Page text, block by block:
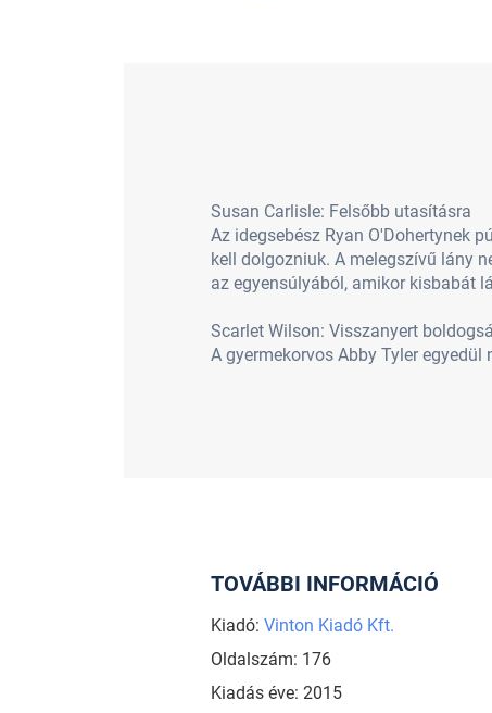
Susan Carlisle: Felsőbb utasításra
Az idegsebész Ryan O'Dohertynek
kell dolgozniuk. A melegszívű lány
az egyensúlyából, amikor kisbabát
Scarlet Wilson: Visszanyert
A gyermekorvos Abby Tyler egyedül
TOVÁBBI INFORMÁCIÓ
Kiadó: Vinton Kiadó Kft.
Oldalszám: 176
Kiadás éve: 2015